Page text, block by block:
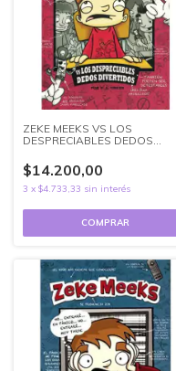
ZEKE MEEKS VS LOS
DESPRECIABLES DEDOS
$14.200,00
3 x $4.733,33 sin interés